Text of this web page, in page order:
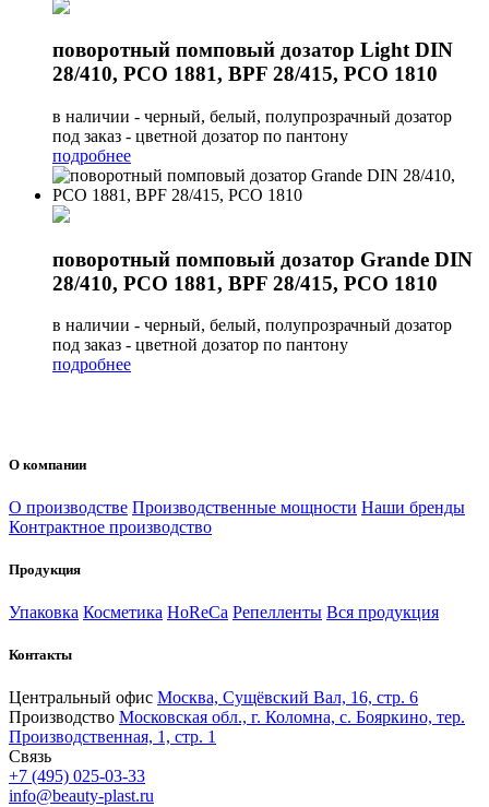
поворотный помповый дозатор Light DIN
28/410, PCO 1881, BPF 28/415, PCO 1810
в наличии - черный, белый, полупрозрачный дозатор
под заказ - цветной дозатор по пантону
подробнее
поворотный помповый дозатор Grande DIN
28/410, PCO 1881, BPF 28/415, PCO 1810
в наличии - черный, белый, полупрозрачный дозатор
под заказ - цветной дозатор по пантону
подробнее
О компании
О производстве Производственные мощности Наши бренды
Контрактное производство
Продукция
Упаковка Косметика HoReCa Репелленты Вся продукция
Контакты
Центральный офис Москва, Сущёвский Вал, 16, стр. 6
Производство Московская обл., г. Коломна, с. Бояркино, тер.
Производственная, 1, стр. 1
Связь
+7 (495) 025-03-33
info@beauty-plast.ru